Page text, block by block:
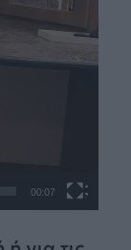
00:07